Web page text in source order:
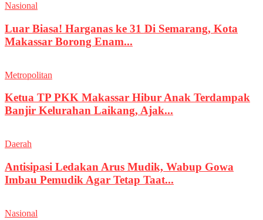
Nasional
Luar Biasa! Harganas ke 31 Di Semarang, Kota
Makassar Borong Enam...
Metropolitan
Ketua TP PKK Makassar Hibur Anak Terdampak
Banjir Kelurahan Laikang, Ajak...
Daerah
Antisipasi Ledakan Arus Mudik, Wabup Gowa
Imbau Pemudik Agar Tetap Taat...
Nasional